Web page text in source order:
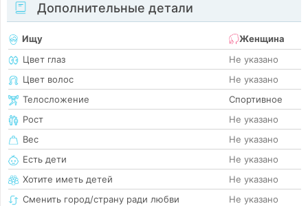
Дополнительные детали
Ищу
Женщина
Цвет глаз
Не указано
Цвет волос
Не указано
Телосложение
Спортивное
Рост
Не указано
Вес
Не указано
Есть дети
Не указано
Хотите иметь детей
Не указано
Сменить город/страну ради любви
Не указано